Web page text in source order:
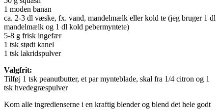
1 moden banan
ca. 2-3 dl væske, fx. vand, mandelmælk eller kold te (jeg bruger 1 dl
mandelmælk og 1 dl kold pebermyntete)
5-8 g frisk ingefær
1 tsk stødt kanel
1 tsk lakridspulver
Valgfrit:
Tilføj 1 tsk peanutbutter, et par mynteblade, skal fra 1/4 citron og 1
tsk hvedegræspulver
Kom alle ingredienserne i en kraftig blender og blend det hele godt